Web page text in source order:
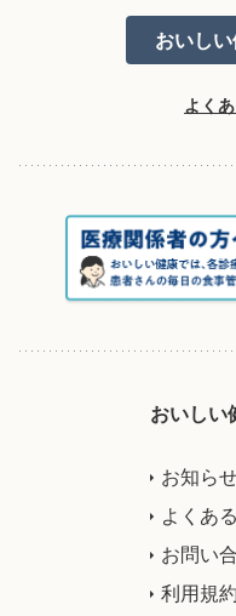
よく
おいしい
お知ら
よくあ
お問い
利用規約